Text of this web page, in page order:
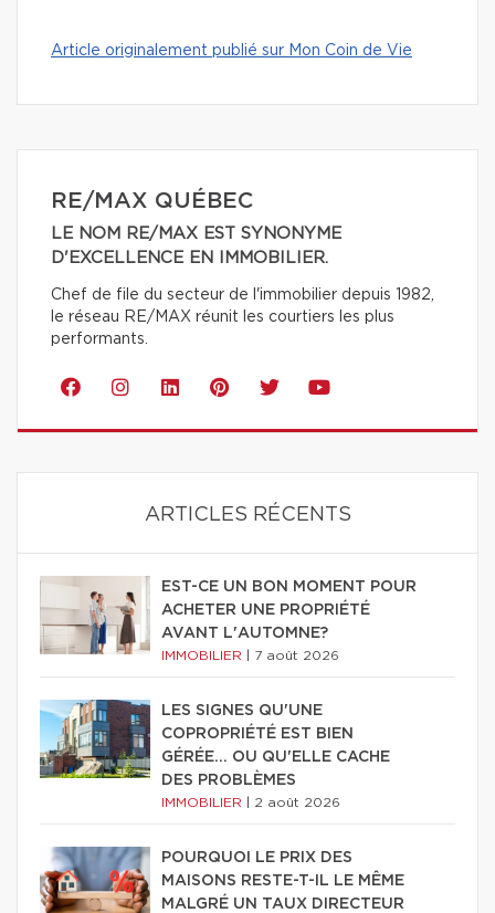
Article originalement publié sur Mon Coin de Vie
RE/MAX QUÉBEC
LE NOM RE/MAX EST SYNONYME
D'EXCELLENCE EN IMMOBILIER.
Chef de file du secteur de l'immobilier depuis 1982,
le réseau RE/MAX réunit les courtiers les plus
performants.
ARTICLES RÉCENTS
EST-CE UN BON MOMENT POUR
ACHETER UNE PROPRIÉTÉ
AVANT L'AUTOMNE?
IMMOBILIER 7 août 2026
LES SIGNES QU'UNE
COPROPRIÉTÉ EST BIEN
GÉRÉE… OU QU'ELLE CACHE
DES PROBLÈMES
IMMOBILIER 2 août 2026
POURQUOI LE PRIX DES
MAISONS RESTE-T-IL LE MÊME
MALGRÉ UN TAUX DIRECTEUR